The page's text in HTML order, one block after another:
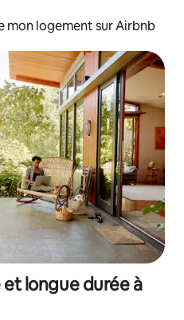
mon logement sur Airbnb
longue durée à